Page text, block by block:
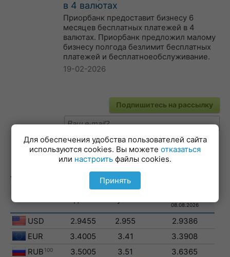
в 4 валютах
Приорбанк предоставит бизнесу 6
месяцев бесплатных платежей в 4
валютах. Приорбанк предложил малому
бизнесу полгода безлимит бесплатных
платежей и бесплатноеобслуживание.
19-02-2026
Подпишитесь на рассылку
Лучшие курсы валют
08.08.2026
USD 2.9455 2.955
2.9386
EUR
3.4005 3.41
3.3908
RUB 100 3.5005 3.51
3.6365
Для обеспечения удобства пользователей сайта
используются cookies. Вы можете отказаться
или настроить файлы cookies.
Принять